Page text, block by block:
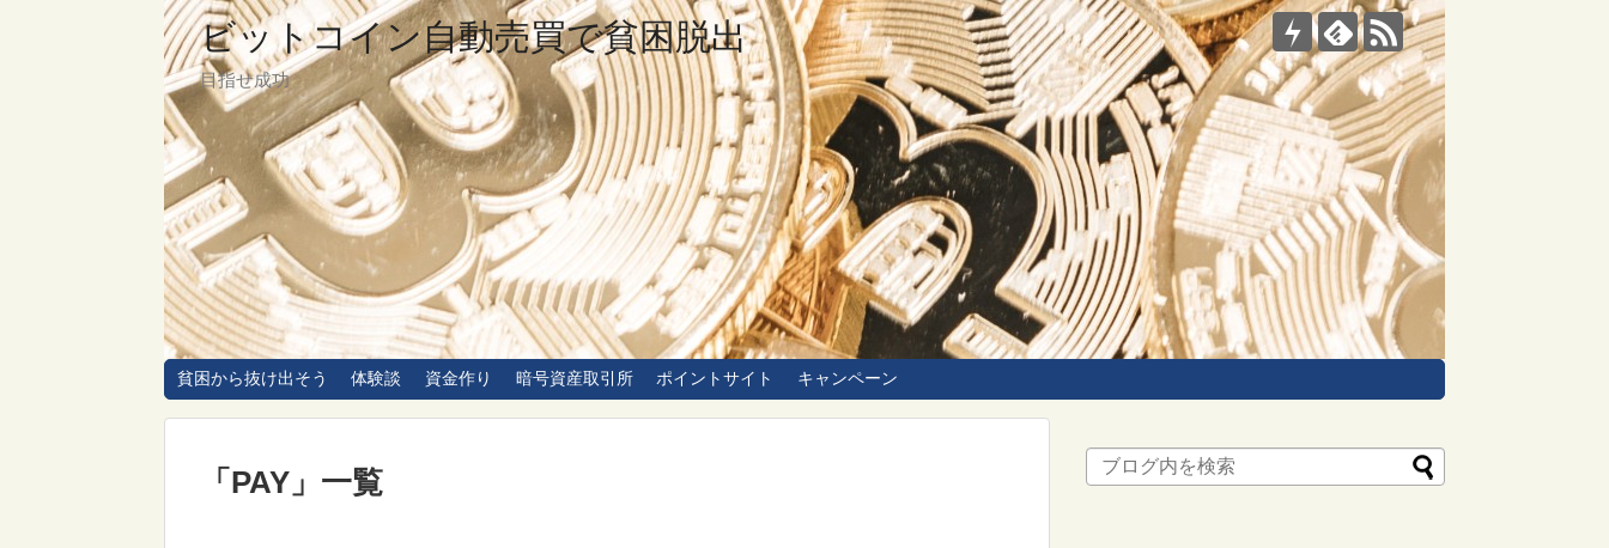
ビットコイン自動売買で貧困脱出
目指せ成功
貧困から抜け出そう 体験談 資金作り 暗号資産取引所 ポイントサイト キャンペーン
「 PAY 」 一覧